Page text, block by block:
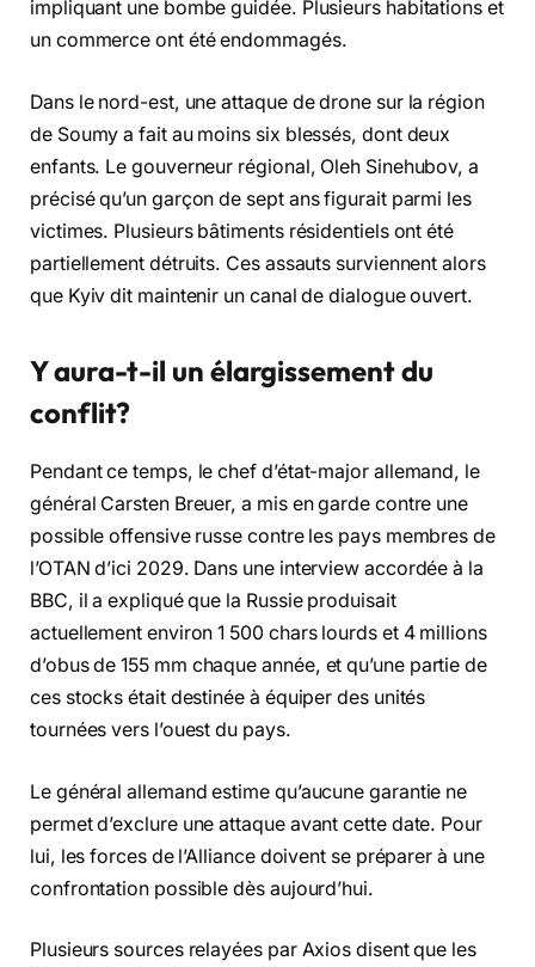
impliquant une bombe guidée. Plusieurs habitations et
un commerce ont été endommagés.
Dans le nord-est, une attaque de drone sur la région
de Soumy a fait au moins six blessés, dont deux
enfants. Le gouverneur régional, Oleh Sinehubov, a
précisé qu’un garçon de sept ans figurait parmi les
victimes. Plusieurs bâtiments résidentiels ont été
partiellement détruits. Ces assauts surviennent alors
que Kyiv dit maintenir un canal de dialogue ouvert.
Y aura-t-il un élargissement du
conflit?
Pendant ce temps, le chef d’état-major allemand, le
général Carsten Breuer, a mis en garde contre une
possible offensive russe contre les pays membres de
l’OTAN d’ici 2029. Dans une interview accordée à la
BBC, il a expliqué que la Russie produisait
actuellement environ 1 500 chars lourds et 4 millions
d’obus de 155 mm chaque année, et qu’une partie de
ces stocks était destinée à équiper des unités
tournées vers l’ouest du pays.
Le général allemand estime qu’aucune garantie ne
permet d’exclure une attaque avant cette date. Pour
lui, les forces de l’Alliance doivent se préparer à une
confrontation possible dès aujourd’hui.
Plusieurs sources relayées par Axios disent que les